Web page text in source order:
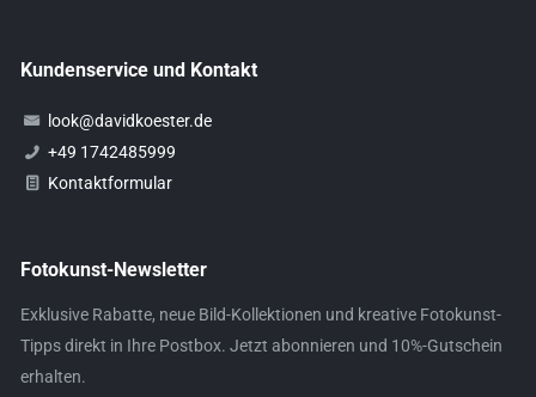
Kundenservice und Kontakt
look@davidkoester.de
+49 1742485999
Kontaktformular
Fotokunst-Newsletter
Exklusive Rabatte, neue Bild-Kollektionen und kreative Fotokunst-
Tipps direkt in Ihre Postbox. Jetzt abonnieren und 10%-Gutschein
erhalten.